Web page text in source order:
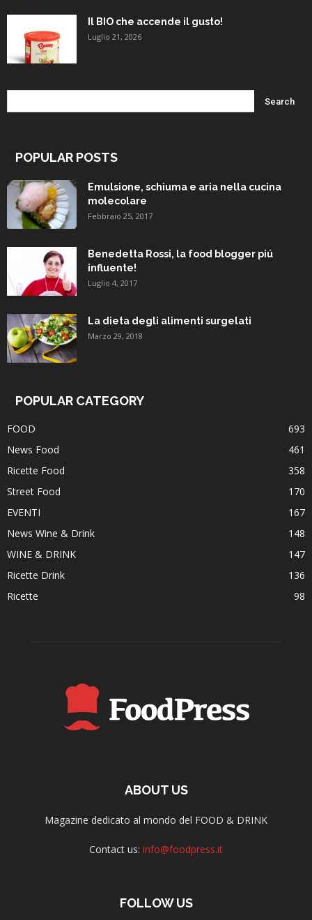
Il BIO che accende il gusto!
Luglio 21, 2026
POPULAR POSTS
Emulsione, schiuma e aria nella cucina
molecolare
Febbraio 25, 2017
Benedetta Rossi, la food blogger piú
influente!
Luglio 4, 2017
La dieta degli alimenti surgelati
Marzo 29, 2018
POPULAR CATEGORY
FOOD
693
News Food
461
Ricette Food
358
Street Food
170
EVENTI
167
News Wine & Drink
148
WINE & DRINK
147
Ricette Drink
136
Ricette
98
ABOUT US
Magazine dedicato al mondo del FOOD & DRINK
Contact us: info@foodpress.it
FOLLOW US